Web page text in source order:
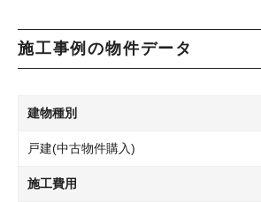
施工事例の物件データ
建物種別
戸建(中古物件購入)
施工費用